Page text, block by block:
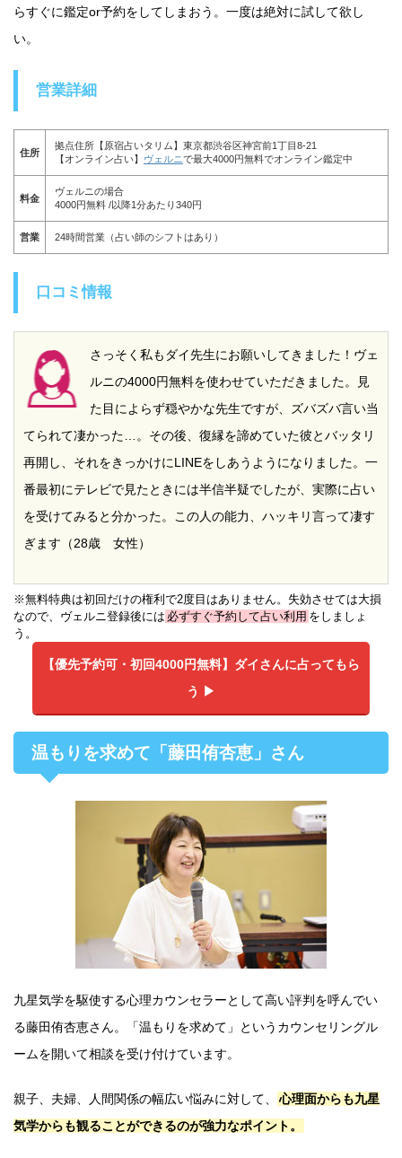
らすぐに鑑定or予約をしてしまおう。一度は絶対に試して欲し
い。
営業詳細
住所
拠点住所【原宿占いタリム】東京都渋谷区神宮前1丁目8-21
【オンライン占い】 ヴェルニで最大4000円無料でオンライン鑑定中
料金
ヴェルニの場合
4000円無料 /以降1分あたり340円
営業 24時間営業（占い師のシフトはあり）
口コミ情報
さっそく私もダイ先生にお願いしてきました！ヴェ
ルニの4000円無料を使わせていただきました。見
た目によらず穏やかな先生ですが、ズバズバ言い当
てられて凄かった…。その後、復縁を諦めていた彼とバッタリ
再開し、それをきっかけにLINEをしあうようになりました。一
番最初にテレビで見たときには半信半疑でしたが、実際に占い
を受けてみると分かった。この人の能力、ハッキリ言って凄す
ぎます（28歳 女性）
※無料特典は初回だけの権利で2度目はありません。失効させては大損
なので、ヴェルニ登録後には 必ずすぐ予約して占い利用 をしましょ
う。
【優先予約可・初回4000円無料】 ダイさんに占ってもら
う ▶︎
温もりを求めて「藤田侑杏恵」さん
九星気学を駆使する心理カウンセラーとして高い評判を呼んでい
る藤田侑杏恵さん。「温もりを求めて」というカウンセリングル
ームを開いて相談を受け付けています。
親子、夫婦、人間関係の幅広い悩みに対して、
心理面からも九星
気学からも観ることができるのが強力なポイント。